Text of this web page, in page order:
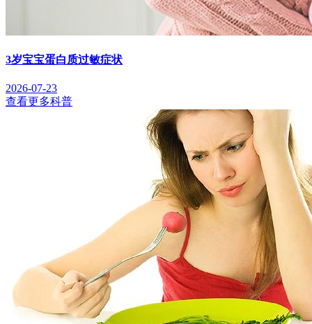
3岁宝宝蛋白质过敏症状
2026-07-23
查看更多科普